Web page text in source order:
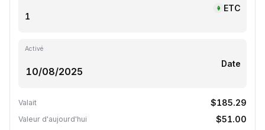
ETC
Activé
Date
Valait $185.29
Valeur d'aujourd'hui $51.00